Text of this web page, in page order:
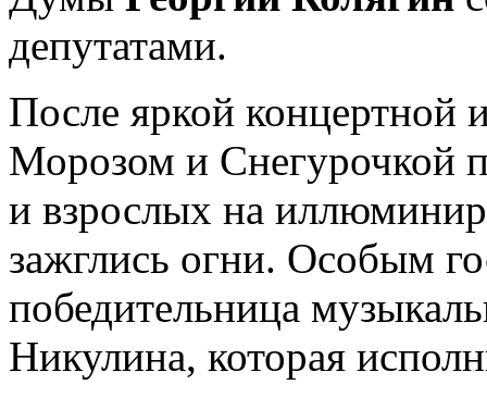
депутатами.
После яркой
Морозом и Снегурочкой
и взрослых на
зажглись огни. Особым
победительница
Никулина, которая